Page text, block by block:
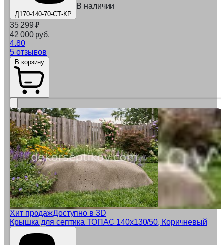
Д170-140-70-СТ-КР
В наличии
35 299 ₽
42 000 руб.
4.80
5 отзывов
Хит продажДоступно в 3D
Крышка для септика ТОПАС 140x130/50, Коричневый